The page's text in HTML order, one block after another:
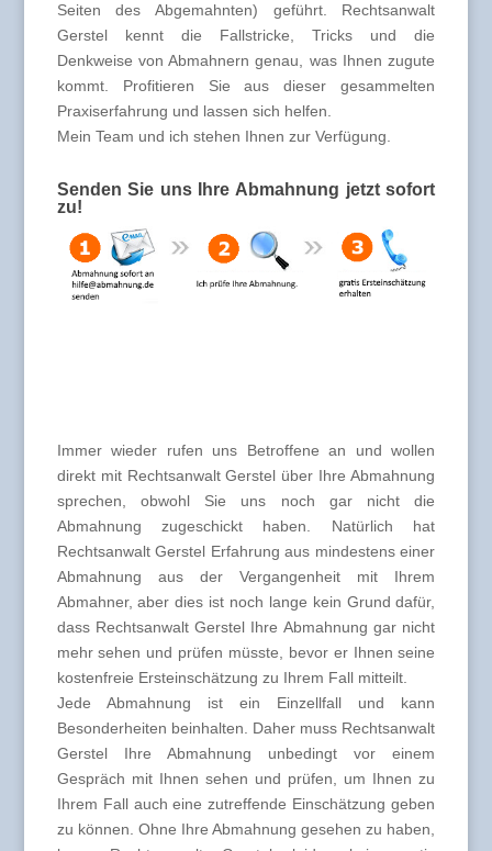
Seiten des Abgemahnten) geführt. Rechtsanwalt
Gerstel kennt die Fallstricke, Tricks und die
Denkweise von Abmahnern genau, was Ihnen zugute
kommt. Profitieren Sie aus dieser gesammelten
Praxiserfahrung und lassen sich helfen.
Mein Team und ich stehen Ihnen zur Verfügung.
Senden Sie uns Ihre Abmahnung jetzt sofort
zu!
Immer wieder rufen uns Betroffene an und wollen
direkt mit Rechtsanwalt Gerstel über Ihre Abmahnung
sprechen, obwohl Sie uns noch gar nicht die
Abmahnung zugeschickt haben. Natürlich hat
Rechtsanwalt Gerstel Erfahrung aus mindestens einer
Abmahnung aus der Vergangenheit mit Ihrem
Abmahner, aber dies ist noch lange kein Grund dafür,
dass Rechtsanwalt Gerstel Ihre Abmahnung gar nicht
mehr sehen und prüfen müsste, bevor er Ihnen seine
kostenfreie Ersteinschätzung zu Ihrem Fall mitteilt.
Jede Abmahnung ist ein Einzellfall und kann
Besonderheiten beinhalten. Daher muss Rechtsanwalt
Gerstel Ihre Abmahnung unbedingt vor einem
Gespräch mit Ihnen sehen und prüfen, um Ihnen zu
Ihrem Fall auch eine zutreffende Einschätzung geben
zu können. Ohne Ihre Abmahnung gesehen zu haben,